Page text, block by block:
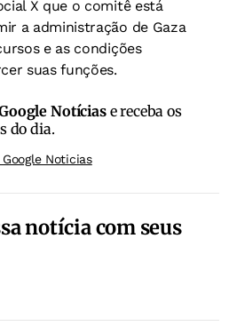
X que o comitê está
a administração de Gaza
e as condições
suas funções.
Notíciase receba os
do dia.
Google Noticias
notícia com seus